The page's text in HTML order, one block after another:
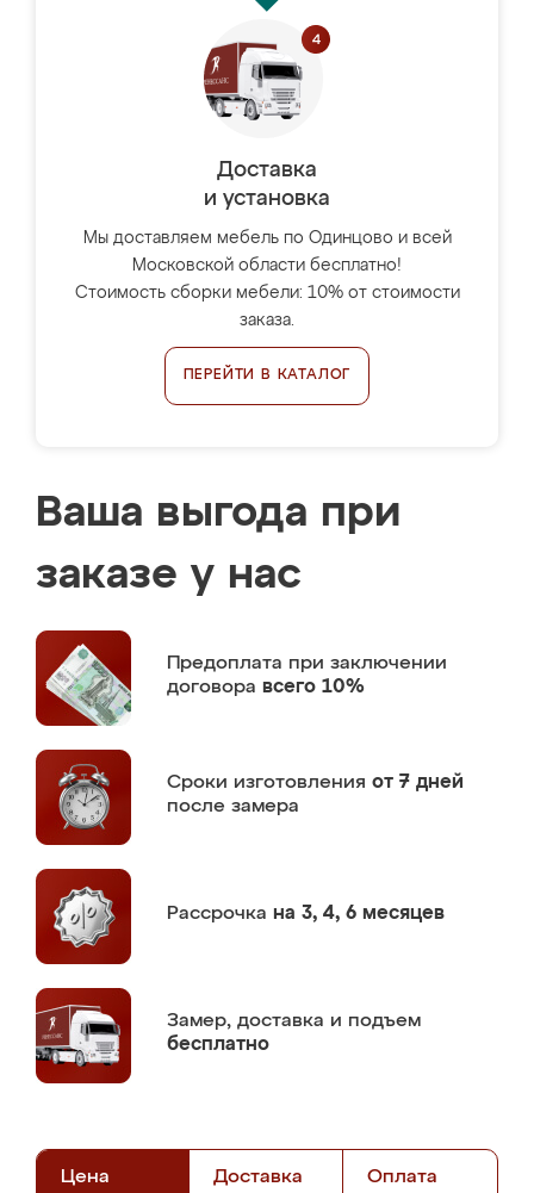
Доставка
и установка
Мы доставляем мебель по Одинцово и всей
Московской области бесплатно!
Стоимость сборки мебели: 10% от стоимости
заказа.
ПЕРЕЙТИ В КАТАЛОГ
Ваша выгода при
заказе у нас
Предоплата при заключении
договора всего 10%
Сроки изготовления от 7 дней
после замера
Рассрочка на 3, 4, 6 месяцев
Замер, доставка и подъем
бесплатно
Цена Доставка Оплата